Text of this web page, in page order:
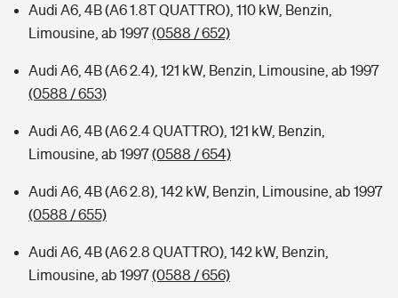
Audi A6, 4B (A6 1.8T QUATTRO), 110 kW, Benzin,
Limousine, ab 1997(0588 / 652)
Audi A6, 4B (A6 2.4), 121 kW, Benzin, Limousine, ab 1997
(0588 / 653)
Audi A6, 4B (A6 2.4 QUATTRO), 121 kW, Benzin,
Limousine, ab 1997(0588 / 654)
Audi A6, 4B (A6 2.8), 142 kW, Benzin, Limousine, ab 1997
(0588 / 655)
Audi A6, 4B (A6 2.8 QUATTRO), 142 kW, Benzin,
Limousine, ab 1997(0588 / 656)